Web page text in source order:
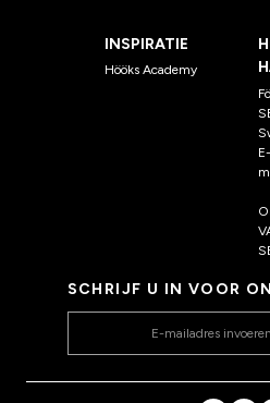
INSPIRATIE
Hööks Academy
E-
SCHRIJF U IN VOOR